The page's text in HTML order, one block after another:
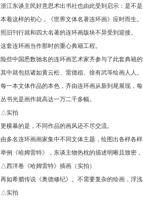
浙江东谈主民好意思术出书社也由此受到启示：是不
本着这样的初心，《世界文体名著连环画》应时而生。
照旧刊行就和四大名著的连环画版块不异受到迎接。
这套连环画当作那时的重心典籍工程。
险些中国悉数驰名的连环画艺术家齐参与了此套典籍的
其中就包括诸如黄云松、雷德祖、徐有武等绘画人人。
每一本文体作品的本色，齐由连环画从新到尾展现，
丛书光是画作就高达一万二千多幅。
△实拍
更横暴的是，不同作品的画风还不尽交流。
由多名连环画画家集中不同文体主题，绘图出各样各样
举例《哈姆雷特》，东谈主物热枕的描述明晰且致密，
△西洋卷《哈姆雷特》插画（实拍）
再如希腊传说《奥德修纪》。不需要复杂的绘画，浮
△实拍